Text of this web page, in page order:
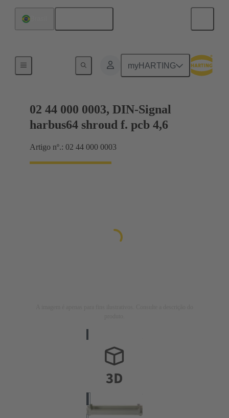
myHARTING
Conexão da placa-mãe para placa-filha
02 44 000 0003, DIN-Signal
harbus64 shroud f. pcb 4,6
Artigo nº.: 02 44 000 0003